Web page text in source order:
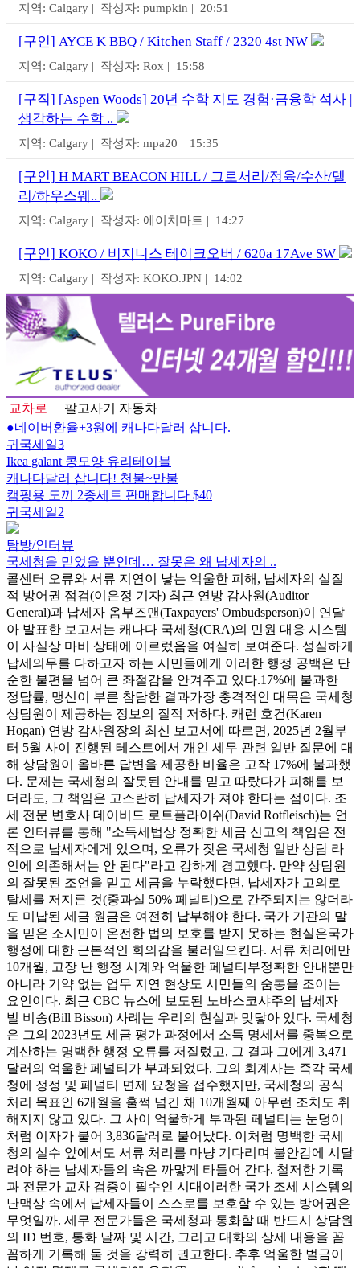
지역: Calgary | 작성자: pumpkin | 20:51
[구인] AYCE K BBQ / Kitchen Staff / 2320 4st NW
지역: Calgary | 작성자: Rox | 15:58
[구직] [Aspen Woods] 20년 수학 지도 경험·금융학 석사 |
생각하는 수학 ..
지역: Calgary | 작성자: mpa20 | 15:35
[구인] H MART BEACON HILL / 그로서리/정육/수산/델
리/하우스웨..
지역: Calgary | 작성자: 에이치마트 | 14:27
[구인] KOKO / 비지니스 테이크오버 / 620a 17Ave SW
지역: Calgary | 작성자: KOKO.JPN | 14:02
교차로 팔고사기
자동차
●네이버환율+3원에 캐나다달러 삽니다.
귀국세일3
Ikea galant 콩모양 유리테이블
캐나다달러 삽니다! 천불~만불
캠핑용 도끼 2종세트 판매합니다 $40
귀국세일2
탐방/인터뷰
국세청을 믿었을 뿐인데… 잘못은 왜 납세자의 ..
콜센터 오류와 서류 지연이 낳는 억울한 피해, 납세자의 실질
적 방어권 점검(이은정 기자) 최근 연방 감사원(Auditor
General)과 납세자 옴부즈맨(Taxpayers' Ombudsperson)이 연달
아 발표한 보고서는 캐나다 국세청(CRA)의 민원 대응 시스템
이 사실상 마비 상태에 이르렀음을 여실히 보여준다. 성실하게
납세의무를 다하고자 하는 시민들에게 이러한 행정 공백은 단
순한 불편을 넘어 큰 좌절감을 안겨주고 있다.17%에 불과한
정답률, 맹신이 부른 참담한 결과가장 충격적인 대목은 국세청
상담원이 제공하는 정보의 질적 저하다. 캐런 호건(Karen
Hogan) 연방 감사원장의 최신 보고서에 따르면, 2025년 2월부
터 5월 사이 진행된 테스트에서 개인 세무 관련 일반 질문에 대
해 상담원이 올바른 답변을 제공한 비율은 고작 17%에 불과했
다. 문제는 국세청의 잘못된 안내를 믿고 따랐다가 피해를 보
더라도, 그 책임은 고스란히 납세자가 져야 한다는 점이다. 조
세 전문 변호사 데이비드 로트플라이쉬(David Rotfleisch)는 언
론 인터뷰를 통해 "소득세법상 정확한 세금 신고의 책임은 전
적으로 납세자에게 있으며, 오류가 잦은 국세청 일반 상담 라
인에 의존해서는 안 된다"라고 강하게 경고했다. 만약 상담원
의 잘못된 조언을 믿고 세금을 누락했다면, 납세자가 고의로
탈세를 저지른 것(중과실 50% 페널티)으로 간주되지는 않더라
도 미납된 세금 원금은 여전히 납부해야 한다. 국가 기관의 말
을 믿은 소시민이 온전한 법의 보호를 받지 못하는 현실은국가
행정에 대한 근본적인 회의감을 불러일으킨다. 서류 처리에만
10개월, 고장 난 행정 시계와 억울한 페널티부정확한 안내뿐만
아니라 기약 없는 업무 지연 현상도 시민들의 숨통을 조이는
요인이다. 최근 CBC 뉴스에 보도된 노바스코샤주의 납세자
빌 비송(Bill Bisson) 사례는 우리의 현실과 맞닿아 있다. 국세청
은 그의 2023년도 세금 평가 과정에서 소득 명세서를 중복으로
계산하는 명백한 행정 오류를 저질렀고, 그 결과 그에게 3,471
달러의 억울한 페널티가 부과되었다. 그의 회계사는 즉각 국세
청에 정정 및 페널티 면제 요청을 접수했지만, 국세청의 공식
처리 목표인 6개월을 훌쩍 넘긴 채 10개월째 아무런 조치도 취
해지지 않고 있다. 그 사이 억울하게 부과된 페널티는 눈덩이
처럼 이자가 붙어 3,836달러로 불어났다. 이처럼 명백한 국세
청의 실수 앞에서도 서류 처리를 마냥 기다리며 불안감에 시달
려야 하는 납세자들의 속은 까맣게 타들어 간다. 철저한 기록
과 전문가 교차 검증이 필수인 시대이러한 국가 조세 시스템의
난맥상 속에서 납세자들이 스스로를 보호할 수 있는 방어권은
무엇일까. 세무 전문가들은 국세청과 통화할 때 반드시 상담원
의 ID 번호, 통화 날짜 및 시간, 그리고 대화의 상세 내용을 꼼
꼼하게 기록해 둘 것을 강력히 권고한다. 추후 억울한 벌금이